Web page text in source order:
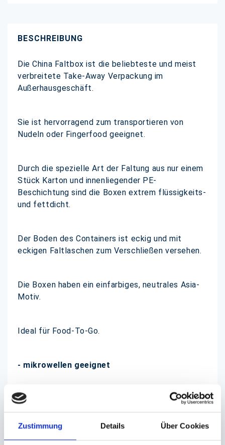
Zustimmung Details Über Cookies
BESCHREIBUNG
Die China Faltbox ist die beliebteste und meist
verbreitete Take-Away Verpackung im
Außerhausgeschäft.
Sie ist hervorragend zum transportieren von
Nudeln oder Fingerfood geeignet.
Durch die spezielle Art der Faltung aus nur einem
Stück Karton und innenliegender PE-
Beschichtung sind die Boxen extrem flüssigkeits-
und fettdicht.
Der Boden des Containers ist eckig und mit
eckigen Faltlaschen zum Verschließen versehen.
Die Boxen haben ein einfarbiges, neutrales Asia-
Motiv.
Ideal für Food-To-Go.
- mikrowellen geeignet
Füllmenge: 710 ml
(Dieser Artikel ist ab einer Menge von ca. 100.000